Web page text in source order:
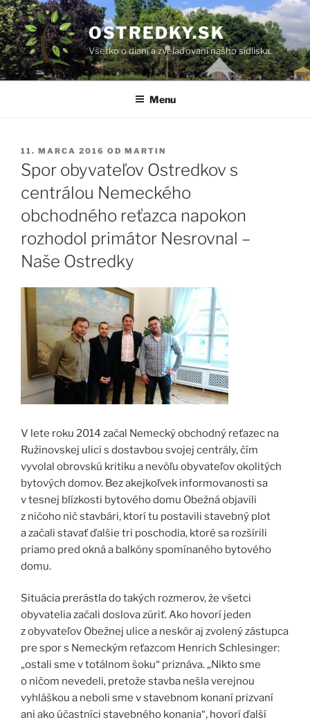
Prejsť
na
obsah
OSTREDKY.SK
Všetko o dianí a zveľaďovaní nášho sídliska.
Menu
PUBLIKOVANÉ
11. MARCA 2016 OD MARTIN
Spor obyvateľov Ostredkov s
centrálou Nemeckého
obchodného reťazca napokon
rozhodol primátor Nesrovnal –
Naše Ostredky
V lete roku 2014 začal Nemecký obchodný reťazec na
Ružinovskej ulici s dostavbou svojej centrály, čím
vyvolal obrovskú kritiku a nevôľu obyvateľov okolitých
bytových domov. Bez akejkoľvek informovanosti sa
v tesnej blízkosti bytového domu Obežná objavili
z ničoho nič stavbári, ktorí tu postavili stavebný plot
a začali stavať ďalšie tri poschodia, ktoré sa rozšírili
priamo pred okná a balkóny spomínaného bytového
domu.
Situácia prerástla do takých rozmerov, že všetci
obyvatelia začali doslova zúriť. Ako hovorí jeden
z obyvateľov Obežnej ulice a neskôr aj zvolený zástupca
pre spor s Nemeckým reťazcom Henrich Schlesinger:
„ostali sme v totálnom šoku“ priznáva. „Nikto sme
o ničom nevedeli, pretože stavba nešla verejnou
vyhláškou a neboli sme v stavebnom konaní prizvaní
ani ako účastníci stavebného konania“, hovorí ďalší